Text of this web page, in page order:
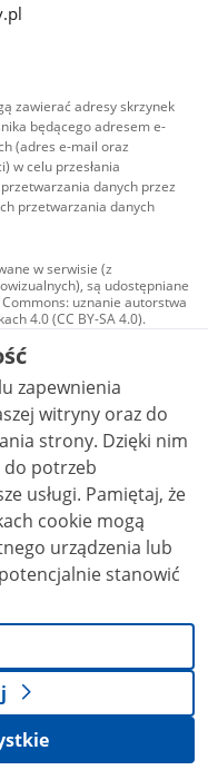
zawierać adresy skrzynek
będącego adresem e-
(adres e-mail oraz
w celu przesłania
danych przez
przetwarzania danych
w serwisie (z
są udostępniane
uznanie autorstwa
4.0 (CC BY-SA 4.0).
w tym zdjęcia, materiały
na licencji typu
autorstwa użycie
zależnych 4.0 (CC BY-
stwierdzone inaczej.
zapewnienia
witryny oraz do
Dzięki nim
do potrzeb
że
cookie mogą
urządzenia lub
stanowić